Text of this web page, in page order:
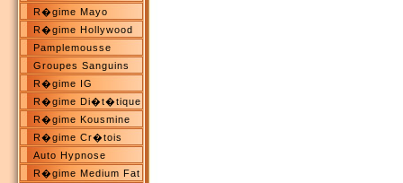
R�gime Mayo
R�gime Hollywood
Pamplemousse
Groupes Sanguins
R�gime IG
R�gime Di�t�tique
R�gime Kousmine
R�gime Cr�tois
Auto Hypnose
R�gime Medium Fat